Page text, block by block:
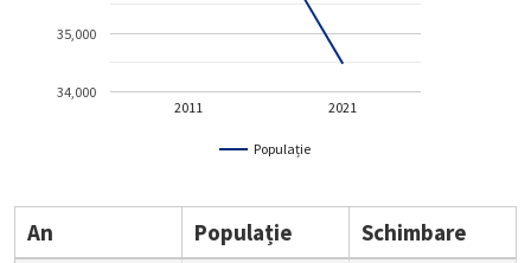
Populație
2011 2021
34,000
35,000
An Populație
Schimbare